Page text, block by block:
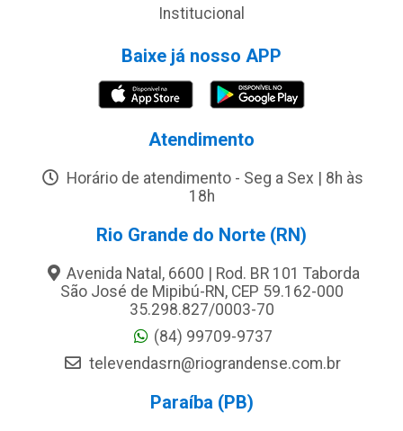
Institucional
Baixe já nosso APP
Atendimento
Horário de atendimento - Seg a Sex | 8h às
18h
Rio Grande do Norte (RN)
Avenida Natal, 6600 | Rod. BR 101 Taborda
São José de Mipibú-RN, CEP 59.162-000
35.298.827/0003-70
(84) 99709-9737
televendasrn@riograndense.com.br
Paraíba (PB)